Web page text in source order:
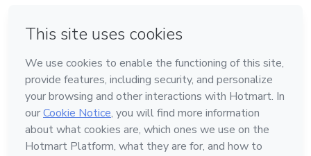
Feito com ❤ na Cidade do México
Conheça a Hotmart
Idioma